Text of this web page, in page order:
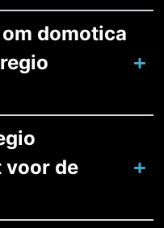
domotica
voor de